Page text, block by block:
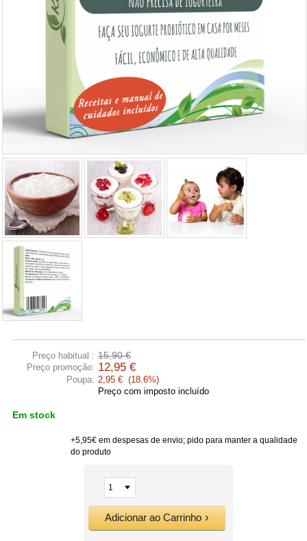
Preço habitual : 15,90 €
Preço promoção: 12,95 €
Poupa: 2,95 € (18.6%)
Preço com imposto incluído
Em stock
+5,95€ em despesas de envio; pido para manter a qualidade
do produto
Adicionar ao Carrinho